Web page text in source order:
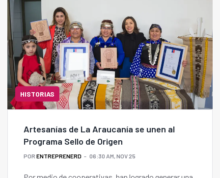
HISTORIAS
Artesanías de La Araucanía se unen al
Programa Sello de Origen
POR ENTREPRENERD 06:30 AM, NOV 25